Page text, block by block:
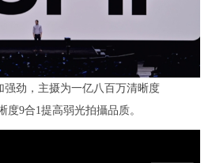
强劲，主摄为一亿八百万清晰度
度9合1提高弱光拍攝品质。